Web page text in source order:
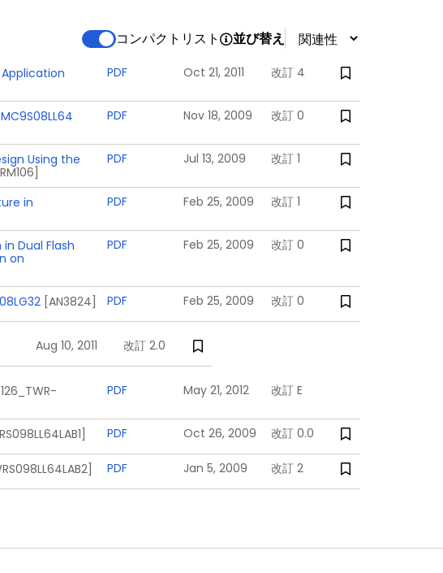
コンパクトリスト 並び替え
PDF Oct 21, 2011 改訂 4
PDF Nov 18, 2009 改訂 0
Using the
PDF Jul 13, 2009 改訂 1
in
PDF Feb 25, 2009 改訂 1
Dual Flash
on
PDF Feb 25, 2009 改訂 0
[AN3824] PDF Feb 25, 2009 改訂 0
Aug 10, 2011 改訂 2.0
PDF May 21, 2012 改訂 E
PDF Oct 26, 2009 改訂 0.0
PDF Jan 5, 2009 改訂 2